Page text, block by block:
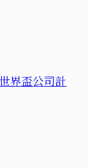
界盃公司計